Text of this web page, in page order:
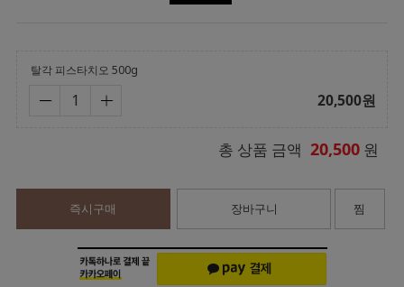
탈각 피스타치오 500g
20,500원
총 상품 금액 20,500 원
즉시구매 장바구니 찜